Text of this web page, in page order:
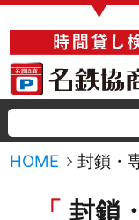
▼
HOME 封鎖・
封鎖